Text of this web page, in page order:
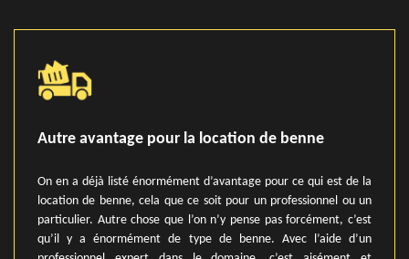
Autre avantage pour la location de benne
On en a déjà listé énormément d’avantage pour ce qui est de la
location de benne, cela que ce soit pour un professionnel ou un
particulier. Autre chose que l’on n’y pense pas forcément, c’est
qu’il y a énormément de type de benne. Avec l’aide d’un